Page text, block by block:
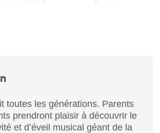
toutes les générations. Parents
prendront plaisir à découvrir le
et d’éveil musical géant de la